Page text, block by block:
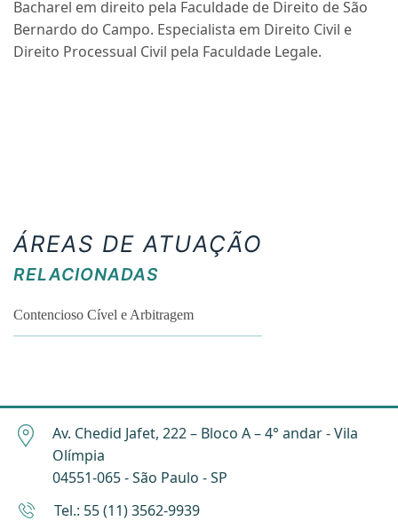
Bacharel em direito pela Faculdade de Direito de São
Bernardo do Campo. Especialista em Direito Civil e
Direito Processual Civil pela Faculdade Legale.
ÁREAS DE ATUAÇÃO
RELACIONADAS
Contencioso Cível e Arbitragem
Av. Chedid Jafet, 222 – Bloco A – 4° andar - Vila
Olímpia
04551-065 - São Paulo - SP
Tel.: 55 (11) 3562-9939